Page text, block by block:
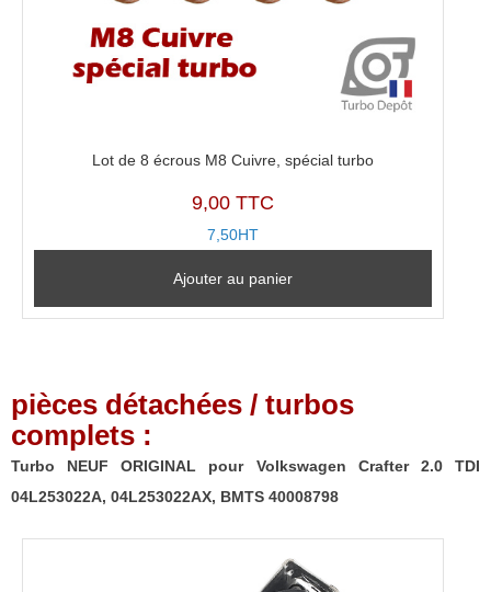
Lot de 8 écrous M8 Cuivre, spécial turbo
9,00 TTC
7,50HT
Ajouter au panier
pièces détachées / turbos
complets :
Turbo NEUF ORIGINAL pour Volkswagen Crafter 2.0 TDI
04L253022A, 04L253022AX, BMTS 40008798